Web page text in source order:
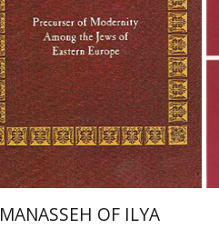
הנחת אתר ספר מודפס
$37
$33
MANASSEH OF ILYA